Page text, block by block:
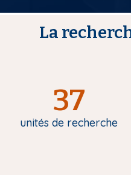
La
37
unités de recherche